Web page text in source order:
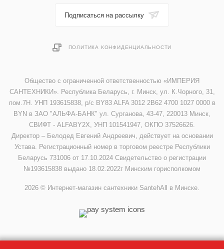
Подписаться на рассылку
ПОЛИТИКА КОНФИДЕНЦИАЛЬНОСТИ
Общество с ограниченной ответственностью «ИМПЕРИЯ
САНТЕХНИКИ». Республика Беларусь, г. Минск, ул. К.Чорного, 31,
пом.7Н. УНП 193615838, р/с BY83 ALFA 3012 2B62 4700 1027 0000 в
BYN в ЗАО "АЛЬФА-БАНК" ул. Сурганова, 43-47, 220013 Минск,
СВИФТ - ALFABY2X, УНП 101541947, ОКПО 37526626.
Директор – Белодед Евгений Андреевич, действует на основании
Устава. Регистрационный номер в торговом реестре Республики
Беларусь 731006 от 17.10.2024 Свидетельство о регистрации
№193615838 выдано 18.02.2022г Минским горисполкомом
2026 © Интернет-магазин сантехники SantehAll в Минске.